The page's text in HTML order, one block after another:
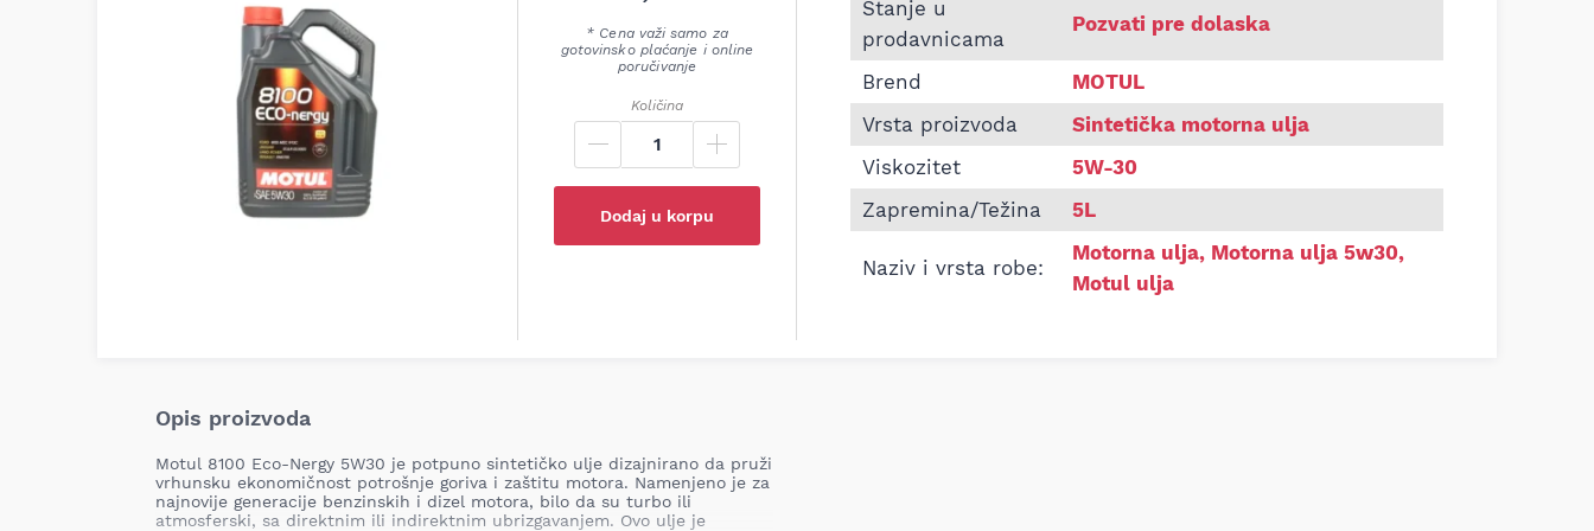
* Cena važi samo za
gotovinsko plaćanje i online
poručivanje
Količina
Dodaj u korpu
Stanje u
prodavnicama
Pozvati pre dolaska
Brend
MOTUL
Vrsta proizvoda
Sintetička motorna ulja
Viskozitet
5W-30
Zapremina/Težina
5L
Naziv i vrsta robe:
Motorna ulja, Motorna ulja 5w30,
Motul ulja
Opis proizvoda
Motul 8100 Eco-Nergy 5W30 je potpuno sintetičko ulje dizajnirano da pruži
vrhunsku ekonomičnost potrošnje goriva i zaštitu motora. Namenjeno je za
najnovije generacije benzinskih i dizel motora, bilo da su turbo ili
atmosferski, sa direktnim ili indirektnim ubrizgavanjem. Ovo ulje je